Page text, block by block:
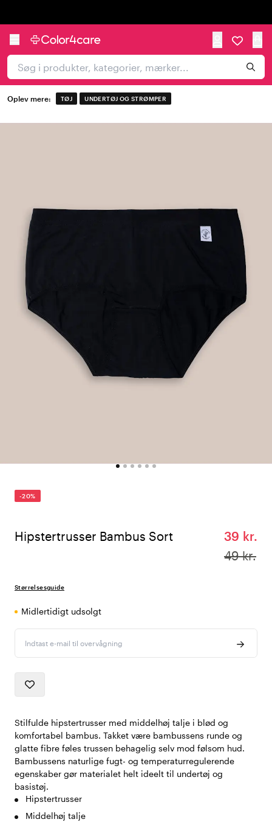
Oplev mere: TØJ UNDERTØJ OG STRØMPER
-20%
Hipstertrusser Bambus Sort
39 kr.
49 kr.
Størrelsesguide
Midlertidigt udsolgt
Stilfulde hipstertrusser med middelhøj talje i blød og
komfortabel bambus. Takket være bambussens runde og
glatte fibre føles trussen behagelig selv mod følsom hud.
Bambussens naturlige fugt- og temperaturregulerende
egenskaber gør materialet helt ideelt til undertøj og
basistøj.
Hipstertrusser
Middelhøj talje